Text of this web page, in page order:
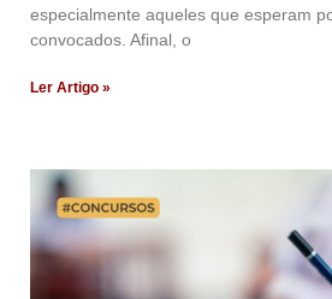
especialmente aqueles que esperam
convocados. Afinal, o
Ler Artigo »